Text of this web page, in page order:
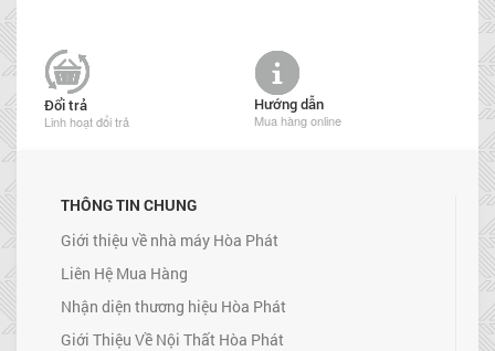
Đổi trả
Linh hoạt đổi trả
Hướng dẫn
Mua hàng online
THÔNG TIN CHUNG
Giới thiệu về nhà máy Hòa Phát
Liên Hệ Mua Hàng
Nhận diện thương hiệu Hòa Phát
Giới Thiệu Về Nội Thất Hòa Phát